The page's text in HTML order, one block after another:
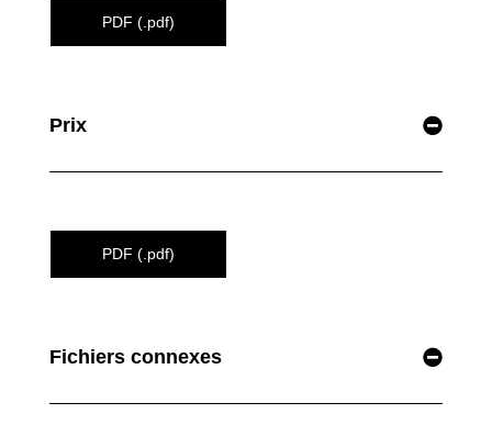
PDF (.pdf)
Prix
PDF (.pdf)
Fichiers connexes